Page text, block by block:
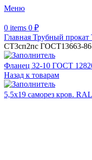
Меню
0 items 0 ₽
Главная Трубный прокат
СТ3сп2пс ГОСТ13663-86
Фланец 32-10 ГОСТ
Назад к товарам
5,5х19 cаморез кров.